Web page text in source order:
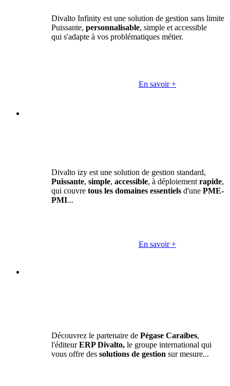
Divalto Infinity est une solution de gestion sans limite
Puissante, personnalisable, simple et accessible
qui s'adapte à vos problématiques métier.
En savoir +
Divalto izy est une solution de gestion standard,
Puissante, simple, accessible, à déploiement rapide,
qui couvre tous les domaines essentiels d'une PME-
PMI...
En savoir +
Découvrez le partenaire de Pégase Caraïbes,
l'éditeurERP Divalto, le groupe international qui
vous offre des solutions de gestion sur mesure...